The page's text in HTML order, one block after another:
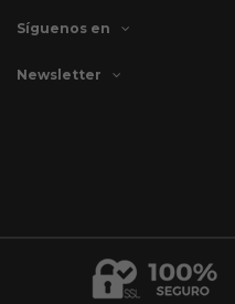
Síguenos en
Newsletter